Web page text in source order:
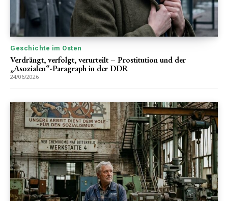
Geschichte im Osten
Verdrängt, verfolgt, verurteilt – Prostitution und der
„Asozialen“-Paragraph in der DDR
24/06/2026